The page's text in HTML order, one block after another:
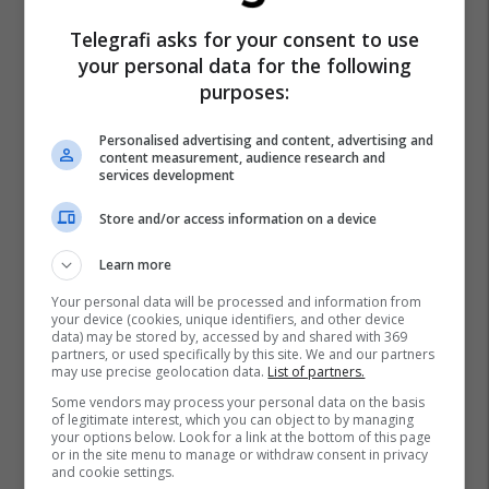
Promo Reklamo këtu
Konkurset e javës në Telegrafi
Jobs: Mundësi të reja për
zhvillimin tuaj profesional
Telegrafi Jobs
Telegrafi asks for your consent to use
your personal data for the following
purposes:
Personalised advertising and content, advertising and
content measurement, audience research and
services development
Store and/or access information on a device
Learn more
Your personal data will be processed and information from
your device (cookies, unique identifiers, and other device
data) may be stored by, accessed by and shared with 369
partners, or used specifically by this site. We and our partners
may use precise geolocation data. List of partners.
Some vendors may process your personal data on the basis
of legitimate interest, which you can object to by managing
your options below. Look for a link at the bottom of this page
or in the site menu to manage or withdraw consent in privacy
and cookie settings.